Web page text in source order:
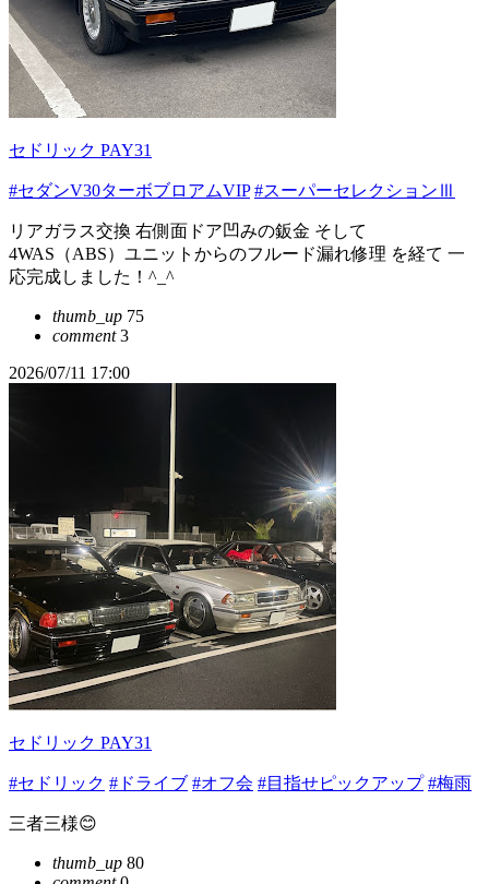
セドリック PAY31
#セダンV30ターボブロアムVIP #スーパーセレクションⅢ
リアガラス交換 右側面ドア凹みの鈑金 そして
4WAS（ABS）ユニットからのフルード漏れ修理 を経て 一
応完成しました！^_^
thumb_up 75
comment3
2026/07/11 17:00
セドリック PAY31
#セドリック #ドライブ #オフ会 #目指せピックアップ #梅雨
三者三様😊
thumb_up 80